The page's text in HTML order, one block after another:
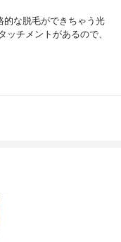
的な脱毛ができちゃう光
ッチメントがあるので、